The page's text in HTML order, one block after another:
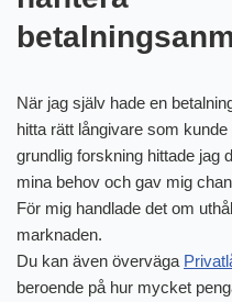
När jag själv hade en
hitta rätt långivare som
grundlig forskning hittade jag
mina behov och gav mig
För mig handlade det om
marknaden.
Du kan även överväga
beroende på hur mycket